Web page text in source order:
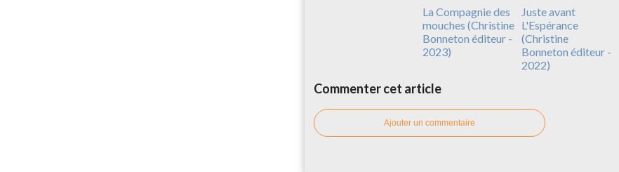
La Compagnie des
mouches (Christine
Bonneton éditeur -
2023)
Juste avant
L'Espérance
(Christine
Bonneton éditeur -
2022)
Commenter cet article
Ajouter un commentaire